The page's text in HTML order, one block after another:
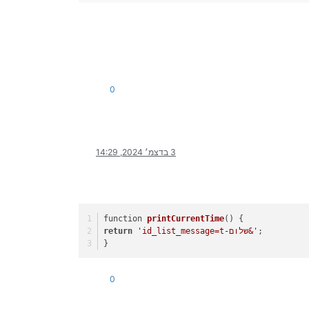
0
3 בדצמ׳ 2024, 14:29
function printCurrentTime()
{
return
'id_list_message=t-שלום&' ;
}
0